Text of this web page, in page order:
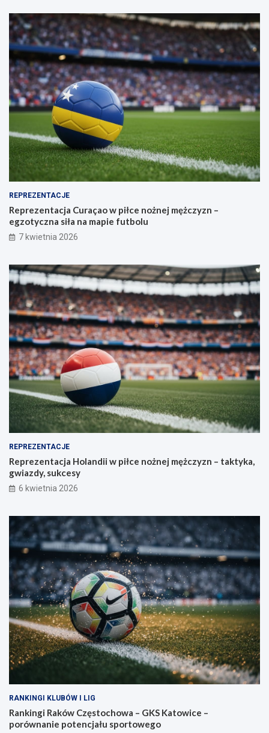
REPREZENTACJE
Reprezentacja Curaçao w piłce nożnej mężczyzn –
egzotyczna siła na mapie futbolu
7 kwietnia 2026
REPREZENTACJE
Reprezentacja Holandii w piłce nożnej mężczyzn – taktyka,
gwiazdy, sukcesy
6 kwietnia 2026
RANKINGI KLUBÓW I LIG
Rankingi Raków Częstochowa – GKS Katowice –
porównanie potencjału sportowego